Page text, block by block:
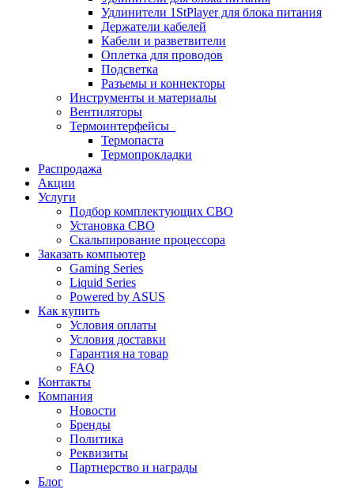
Удлинители 1StPlayer для блока питания
Держатели кабелей
Кабели и разветвители
Оплетка для проводов
Подсветка
Разъемы и коннекторы
Инструменты и материалы
Вентиляторы
Термоинтерфейсы
Термопаста
Термопрокладки
Распродажа
Акции
Услуги
Подбор комплектующих СВО
Установка СВО
Скальпирование процессора
Заказать компьютер
Gaming Series
Liquid Series
Powered by ASUS
Как купить
Условия оплаты
Условия доставки
Гарантия на товар
FAQ
Контакты
Компания
Новости
Бренды
Политика
Реквизиты
Партнерство и награды
Блог